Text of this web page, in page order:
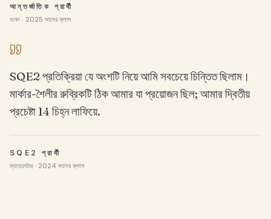
আন্তর্জাতিক প্রার্থী
হংকং · 2025 সালের ক্লাস
SQE2 প্রতিক্রিয়া যে অংশটি নিয়ে আমি সবচেয়ে চিন্তিত ছিলাম।
মার্কার-শৈলীর রুব্রিকটি ঠিক আমার যা প্রয়োজন ছিল; আমার দ্বিতীয়
প্রচেষ্টা 14 চিহ্ন লাফিয়ে.
SQE2 প্রার্থী
ম্যানচেস্টার · 2024 সালের ক্লাস